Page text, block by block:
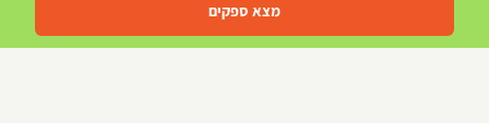
מצא ספקים